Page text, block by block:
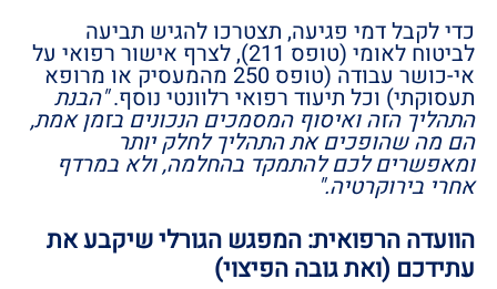
כדי לקבל דמי פגיעה, תצטרכו להגיש תביעה
לביטוח לאומי (טופס 211), לצרף אישור רפואי על
אי-כושר עבודה (טופס 250 מהמעסיק או מרופא
תעסוקתי) וכל תיעוד רפואי רלוונטי נוסף."הבנת
התהליך הזה ואיסוף המסמכים הנכונים בזמן אמת,
הם מה שהופכים את התהליך לחלק יותר
ומאפשרים לכם להתמקד בהחלמה, ולא במרדף
אחרי בירוקרטיה."
הוועדה הרפואית: המפגש הגורלי שיקבע את
עתידכם (ואת גובה הפיצוי)